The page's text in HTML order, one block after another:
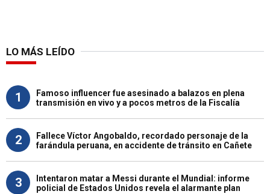
LO MÁS LEÍDO
1
Famoso influencer fue asesinado a balazos en plena
transmisión en vivo y a pocos metros de la Fiscalía
2
Fallece Víctor Angobaldo, recordado personaje de la
farándula peruana, en accidente de tránsito en Cañete
3
Intentaron matar a Messi durante el Mundial: informe
policial de Estados Unidos revela el alarmante plan